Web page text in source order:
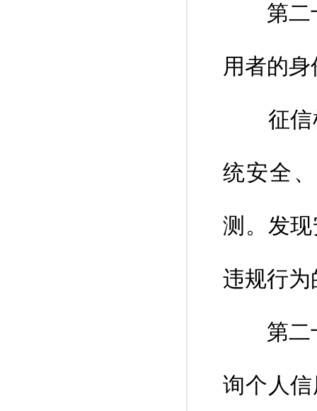
第二十
用者的
征信机
统安全
测。发
违规行
第二十
询个人